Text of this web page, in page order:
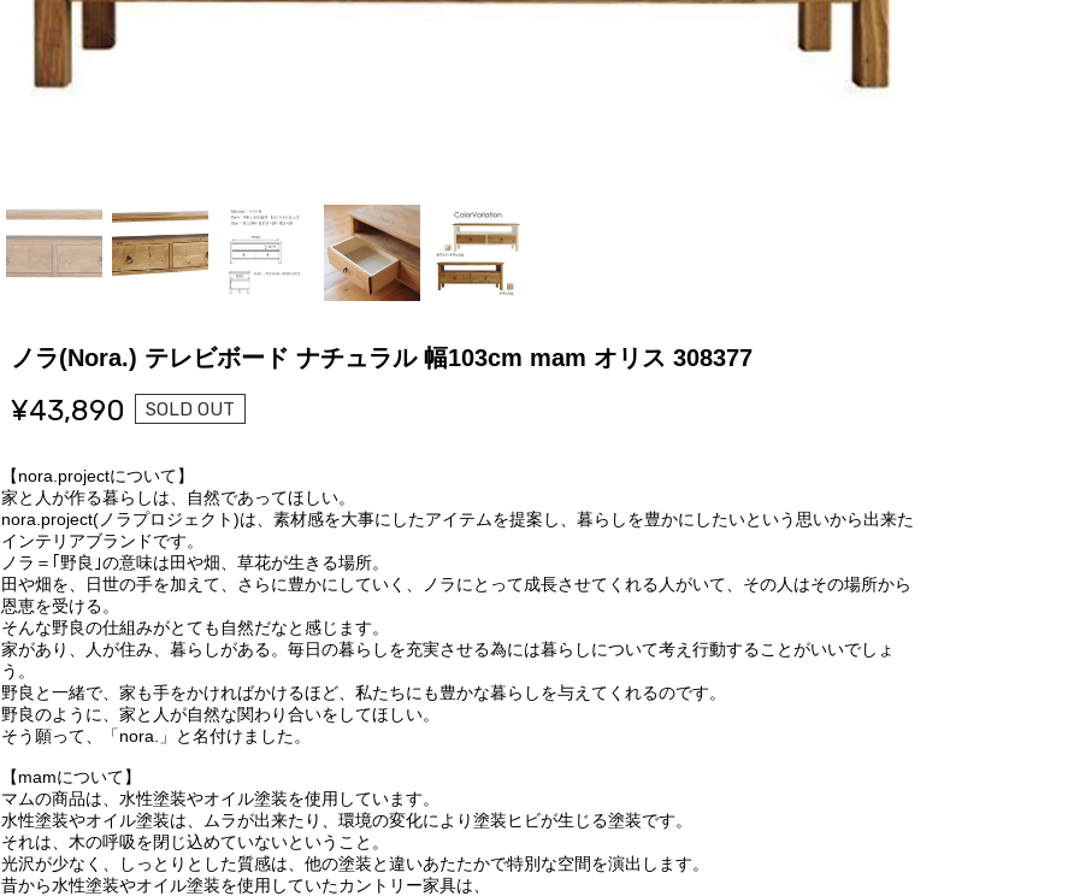
ノラ(Nora.) テレビボード ナチュラル 幅103cm mam オリス 308377
¥43,890 SOLD OUT
【nora.projectについて】
家と人が作る暮らしは、自然であってほしい。
nora.project(ノラプロジェクト)は、素材感を大事にしたアイテムを提案し、暮らしを豊かにしたいという思いから出来た
インテリアブランドです。
ノラ＝｢野良｣の意味は田や畑、草花が生きる場所。
田や畑を、日世の手を加えて、さらに豊かにしていく、ノラにとって成長させてくれる人がいて、その人はその場所から
恩恵を受ける。
そんな野良の仕組みがとても自然だなと感じます。
家があり、人が住み、暮らしがある。毎日の暮らしを充実させる為には暮らしについて考え行動することがいいでしょ
う。
野良と一緒で、家も手をかければかけるほど、私たちにも豊かな暮らしを与えてくれるのです。
野良のように、家と人が自然な関わり合いをしてほしい。
そう願って、「nora.」と名付けました。
【mamについて】
マムの商品は、水性塗装やオイル塗装を使用しています。
水性塗装やオイル塗装は、ムラが出来たり、環境の変化により塗装ヒビが生じる塗装です。
それは、木の呼吸を閉じ込めていないということ。
光沢が少なく、しっとりとした質感は、他の塗装と違いあたたかで特別な空間を演出します。
昔から水性塗装やオイル塗装を使用していたカントリー家具は、